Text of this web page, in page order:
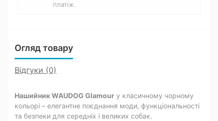
платіж.
Огляд товару
Відгуки (0)
Нашийник WAUDOG Glamour у класичному чорному
кольорі – елегантне поєднання моди, функціональності
та безпеки для середніх і великих собак.